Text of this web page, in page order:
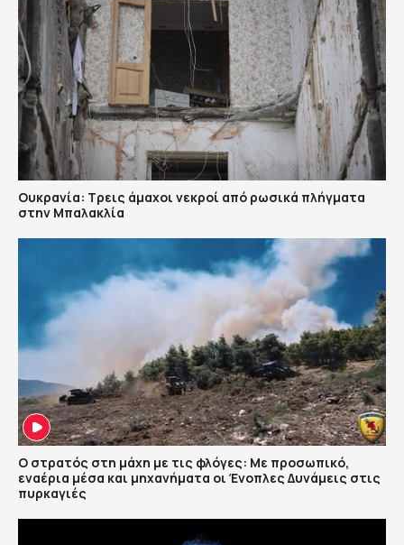
Ουκρανία: Τρεις άμαχοι νεκροί από ρωσικά πλήγματα
στην Μπαλακλία
Ο στρατός στη μάχη με τις φλόγες: Με προσωπικό,
εναέρια μέσα και μηχανήματα οι Ένοπλες Δυνάμεις στις
πυρκαγιές